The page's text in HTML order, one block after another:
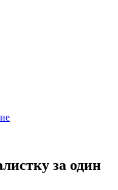
за один